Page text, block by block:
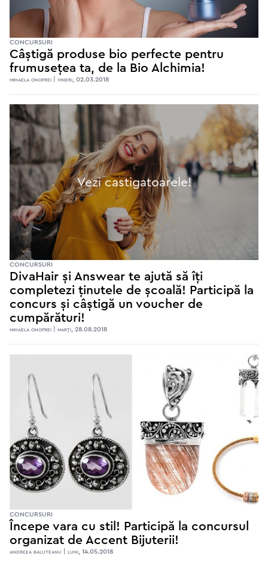
CONCURSURI
Câștigă produse bio perfecte pentru
frumusețea ta, de la Bio Alchimia!
mihaela onofrei | vineri, 02.03.2018
Vezi castigatoarele!
CONCURSURI
DivaHair și Answear te ajută să îți
completezi ținutele de școală! Participă la
concurs și câștigă un voucher de
cumpărături!
mihaela onofrei | marţi, 28.08.2018
CONCURSURI
Începe vara cu stil! Participă la concursul
organizat de Accent Bijuterii!
andreea baluteanu | luni, 14.05.2018